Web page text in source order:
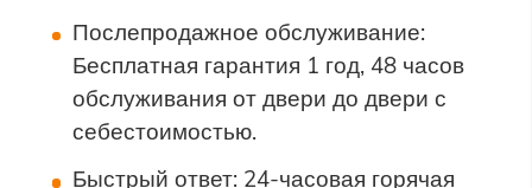
Послепродажное обслуживание:
Бесплатная гарантия 1 год, 48 часов
обслуживания от двери до двери с
себестоимостью.
Быстрый ответ: 24-часовая горячая